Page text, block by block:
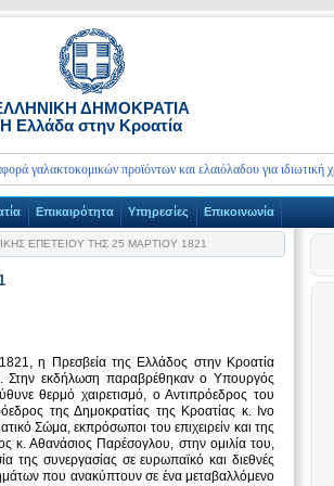
ΔΗΜΟΚΡΑΤΙΑ
Η Ελλάδα στην Κροατία
προϊόντων και ελαιόλαδου για ιδιωτική
Επικαιρότητα Υπηρεσίες Επικοινωνία
ΕΠΕΤΕΙΟΥ ΤΗΣ 25 ΜΑΡΤΙΟΥ 1821
η Πρεσβεία της Ελλάδος στην Κροατία
Στην εκδήλωση παραβρέθηκαν ο Υπουργός
θερμό χαιρετισμό, ο Αντιπρόεδρος του
της Δημοκρατίας της Κροατίας κ. Ivo
Σώμα, εκπρόσωποι του επιχειρείν και της
κ. Αθανάσιος Παρέσογλου, στην ομιλία του,
της συνεργασίας σε ευρωπαϊκό και διεθνές
που ανακύπτουν σε ένα μεταβαλλόμενο